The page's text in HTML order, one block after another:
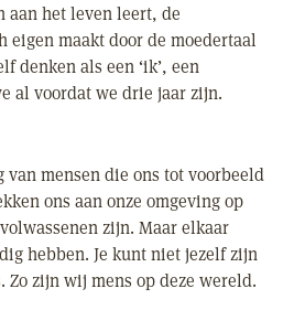
aan het leven leert, de
eigen maakt door de moedertaal
denken als een ‘ik’, een
al voordat we drie jaar zijn.
van mensen die ons tot voorbeeld
ons aan onze omgeving op
zijn. Maar elkaar
hebben. Je kunt niet jezelf zijn
Zo zijn wij mens op deze wereld.